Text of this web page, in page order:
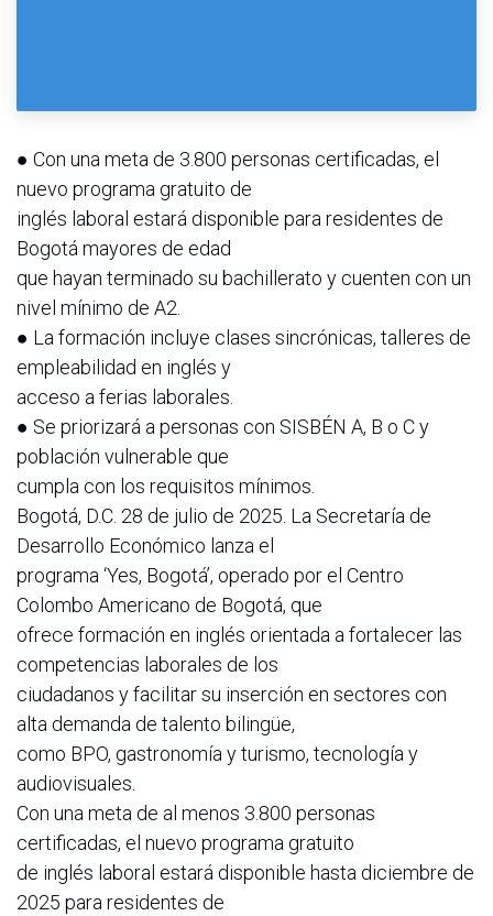
● Con una meta de 3.800 personas certificadas, el
nuevo programa gratuito de
inglés laboral estará disponible para residentes de
Bogotá mayores de edad
que hayan terminado su bachillerato y cuenten con un
nivel mínimo de A2.
● La formación incluye clases sincrónicas, talleres de
empleabilidad en inglés y
acceso a ferias laborales.
● Se priorizará a personas con SISBÉN A, B o C y
población vulnerable que
cumpla con los requisitos mínimos.
Bogotá, D.C. 28 de julio de 2025. La Secretaría de
Desarrollo Económico lanza el
programa ‘Yes, Bogotá’, operado por el Centro
Colombo Americano de Bogotá, que
ofrece formación en inglés orientada a fortalecer las
competencias laborales de los
ciudadanos y facilitar su inserción en sectores con
alta demanda de talento bilingüe,
como BPO, gastronomía y turismo, tecnología y
audiovisuales.
Con una meta de al menos 3.800 personas
certificadas, el nuevo programa gratuito
de inglés laboral estará disponible hasta diciembre de
2025 para residentes de